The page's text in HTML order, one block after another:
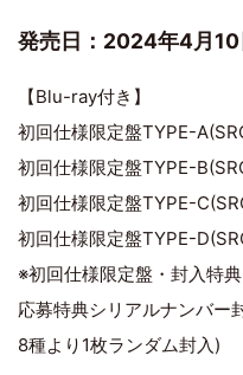
発売日：2024年4月
【Blu-ray付き】
初回仕様限定盤TYPE-
初回仕様限定盤TYPE-
初回仕様限定盤TYPE-
初回仕様限定盤TYPE-
※初回仕様限定盤・封入特典
応募特典シリアルナンバー
8種より1枚ランダム封入)